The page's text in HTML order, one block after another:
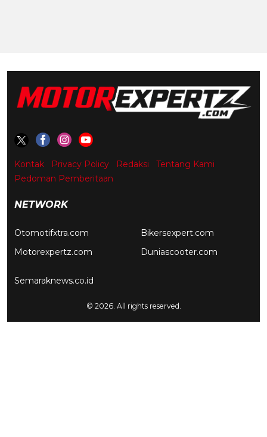
Kontak Privacy Policy Redaksi
Tentang Kami
Pedoman Pemberitaan
NETWORK
Otomotifxtra.com
Motorexpertz.com
Bikersexpert.com
Duniascooter.com
Semaraknews.co.id
© 2026. All rights reserved.